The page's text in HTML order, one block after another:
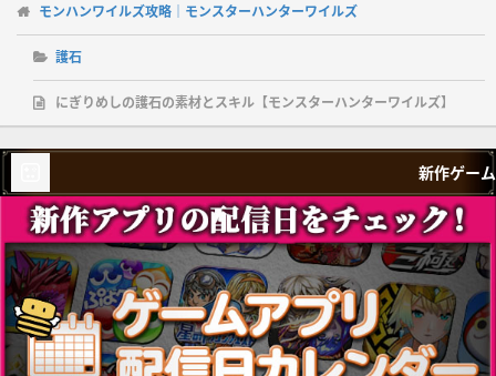
モンハンワイルズ攻略｜モンスターハンターワイルズ
護石
にぎりめしの護石の素材とスキル【モンスターハンターワイルズ】
新作ゲーム